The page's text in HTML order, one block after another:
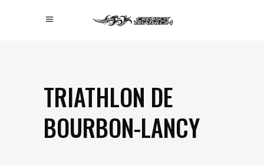
TRIATHLON DE
BOURBON-LANCY